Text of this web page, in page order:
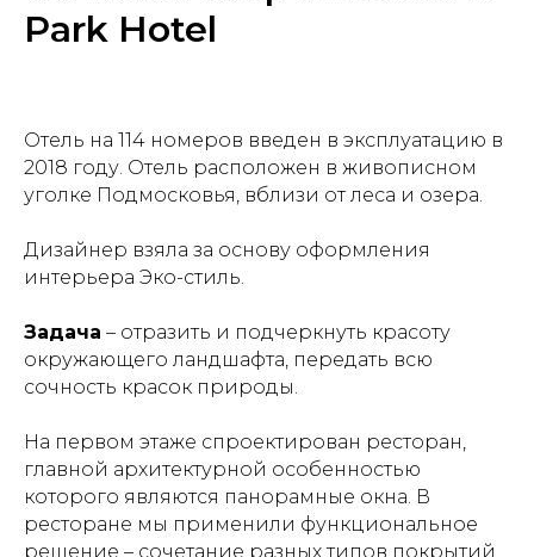
Park Hotel
Отель на 114 номеров введен в эксплуатацию в
2018 году. Отель расположен в живописном
уголке Подмосковья, вблизи от леса и озера.
Дизайнер взяла за основу оформления
интерьера Эко-стиль.
Задача – отразить и подчеркнуть красоту
окружающего ландшафта, передать всю
сочность красок природы.
На первом этаже спроектирован ресторан,
главной архитектурной особенностью
которого являются панорамные окна. В
ресторане мы применили функциональное
решение – сочетание разных типов покрытий